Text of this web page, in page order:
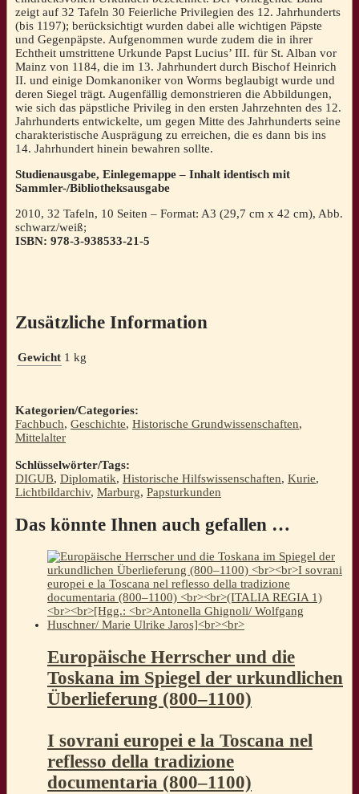
Originalurkunden
–
DIGUB
2/III
Menge
zeigt auf 32 Tafeln 30 Feierliche Privilegien des 12. Jahrhunderts
(bis 1197); berücksichtigt wurden dabei alle wichtigen Päpste
und Gegenpäpste. Aufgenommen wurde zudem die in ihrer
Echtheit umstrittene Urkunde Papst Lucius’ III. für St. Alban vor
Mainz von 1184, die im 13. Jahrhundert durch Bischof Heinrich
II. und einige Domkanoniker von Worms beglaubigt wurde und
deren Siegel trägt. Augenfällig demonstrieren die Abbildungen,
wie sich das päpstliche Privileg in den ersten Jahrzehnten des 12.
Jahrhunderts entwickelte, um gegen Mitte des Jahrhunderts seine
charakteristische Ausprägung zu erreichen, die es dann bis ins
14. Jahrhundert hinein bewahren sollte.
Studienausgabe, Einlegemappe – Inhalt identisch mit
Sammler-/Bibliotheksausgabe
2010, 32 Tafeln, 10 Seiten – Format: A3 (29,7 cm x 42 cm), Abb.
schwarz/weiß;
ISBN: 978-3-938533-21-5
Zusätzliche Information
Gewicht 1 kg
Kategorien/Categories:
Fachbuch, Geschichte, Historische Grundwissenschaften,
Mittelalter
Schlüsselwörter/Tags:
DIGUB, Diplomatik, Historische Hilfswissenschaften, Kurie,
Lichtbildarchiv, Marburg, Papsturkunden
Das könnte Ihnen auch gefallen …
Europäische Herrscher und die
Toskana im Spiegel der urkundlichen
Überlieferung (800–1100)
I sovrani europei e la Toscana nel
reflesso della tradizione
documentaria (800–1100)